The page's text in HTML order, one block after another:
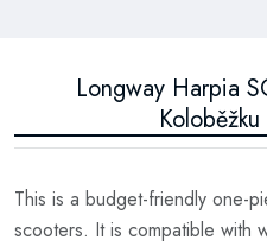
Longway Harpia
This is a budget-friendly one-
scooters. It is compatible with